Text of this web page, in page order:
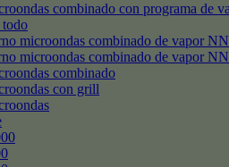
combinado con programa de
todo
microondas combinado de vapor
microondas combinado de vapor
combinado
con grill